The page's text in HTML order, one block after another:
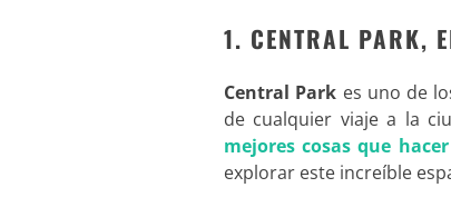
1. CENTRAL PARK,
Central Park es uno de
de cualquier viaje a la
mejores cosas que
explorar este increíble